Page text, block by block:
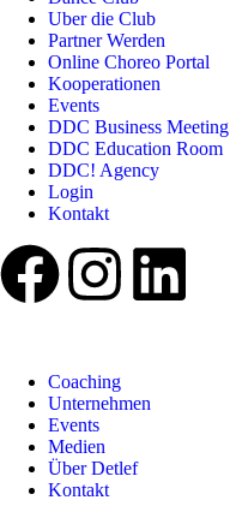
Uber die Club
Partner Werden
Online Choreo Portal
Kooperationen
Events
DDC Business Meeting
DDC Education Room
DDC! Agency
Login
Kontakt
Coaching
Unternehmen
Events
Medien
Über Detlef
Kontakt